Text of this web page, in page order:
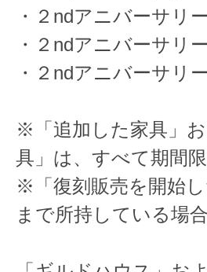
・２ndアニバーサリ
・２ndアニバーサリ
・２ndアニバーサリ
※「追加した家具」
具」は、すべて期間限
※「復刻販売を開始
まで所持している場